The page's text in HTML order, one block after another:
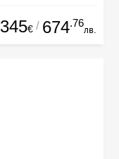
345€ / 674.76
лв.